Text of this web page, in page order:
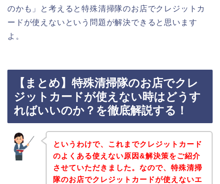
のかも」と考えると特殊清掃隊のお店でクレジットカ
ードが使えないという問題が解決できると思います
よ。
【まとめ】特殊清掃隊のお店でクレ
ジットカードが使えない時はどうす
ればいいのか？を徹底解説する！
というわけで、これまでクレジットカード
のよくある使えない原因&解決策をご紹介
させていただきました。なので、特殊清掃
隊のお店でクレジットカードが使えないエ